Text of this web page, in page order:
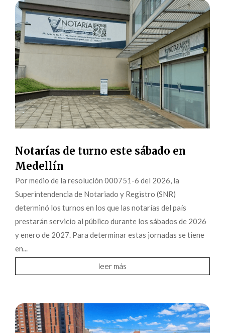
Notarías de turno este sábado en
Medellín
Por medio de la resolución 000751-6 del 2026, la
Superintendencia de Notariado y Registro (SNR)
determinó los turnos en los que las notarías del país
prestarán servicio al público durante los sábados de 2026
y enero de 2027. Para determinar estas jornadas se tiene
en...
leer más